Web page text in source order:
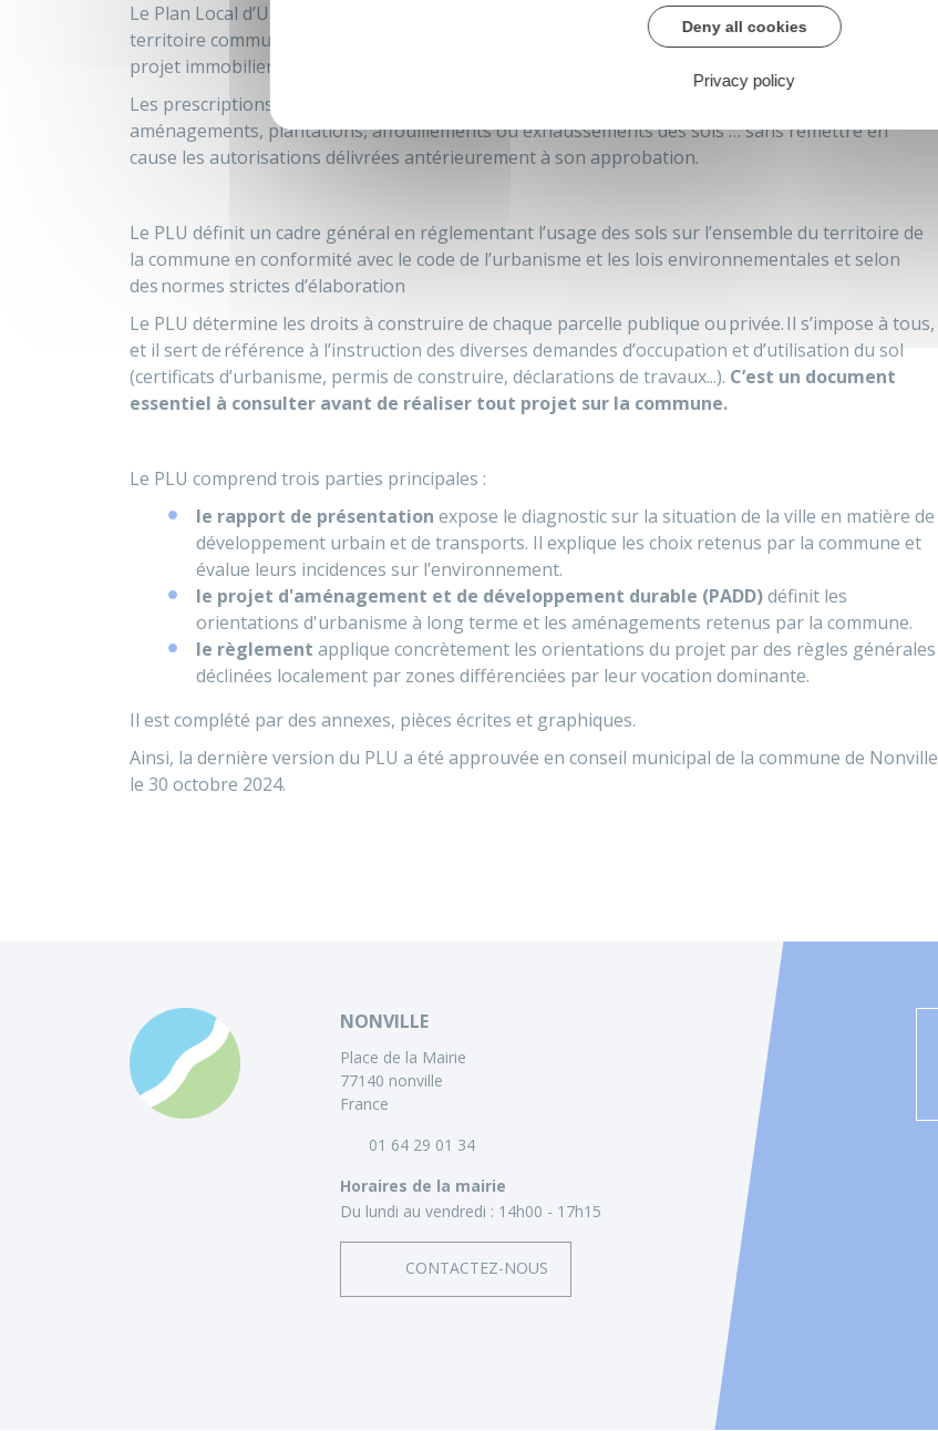
Le Plan Local d’Urbanisme (PLU) est le cadre légal pour la construction et l’aménagement d’un
territoire communal. Toute personne privée et morale, et tout organisme souhaitant réaliser un
projet immobilier à Nonville doit se conformer au PLU de Nonville.
Les prescriptions du PLU s'imposent à tout nouveau projet : travaux, constructions,
aménagements, plantations, affouillements ou exhaussements des sols … sans remettre en
cause les autorisations délivrées antérieurement à son approbation.
Le PLU définit un cadre général en réglementant l’usage des sols sur l’ensemble du territoire de
la commune en conformité avec le code de l’urbanisme et les lois environnementales et selon
des normes strictes d’élaboration
Le PLU détermine les droits à construire de chaque parcelle publique ou privée. Il s’impose à tous,
et il sert de référence à l’instruction des diverses demandes d’occupation et d’utilisation du sol
(certificats d’urbanisme, permis de construire, déclarations de travaux...). C’est un document
essentiel à consulter avant de réaliser tout projet sur la commune.
Le PLU comprend trois parties principales :
le rapport de présentation expose le diagnostic sur la situation de la ville en matière de
développement urbain et de transports. Il explique les choix retenus par la commune et
évalue leurs incidences sur l’environnement.
le projet d'aménagement et de développement durable (PADD)définit les
orientations d'urbanisme à long terme et les aménagements retenus par la commune.
le règlement applique concrètement les orientations du projet par des règles générales
déclinées localement par zones différenciées par leur vocation dominante.
Il est complété par des annexes, pièces écrites et graphiques.
Ainsi, la dernière version du PLU a été approuvée en conseil municipal de la commune de Nonville
le 30 octobre 2024.
NONVILLE
Place de la Mairie
77140 nonville
France
01 64 29 01 34
Horaires de la mairie
Du lundi au vendredi : 14h00 - 17h15
CONTACTEZ-NOUS
Deny all cookies
Privacy policy